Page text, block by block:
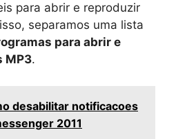
para abrir e reproduzir
separamos uma lista
para abrir e
MP3.
desabilitar notificacoes
2011